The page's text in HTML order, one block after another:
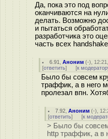
Да, пока это под
оканчиваются на
делать. Возможно
и пытаться
разработчика это
часть всех
6.91 ,Аноним (-),
[ответить] [к
Было бы совсем
траффик, а в него
пролезал впн.
7.92 ,Аноним (-),
[ответить] [к
> Было бы
http траффик, а в